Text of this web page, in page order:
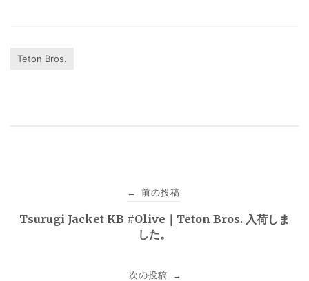
Teton Bros.
稿
← 前の投稿
Tsurugi Jacket KB #Olive｜Teton Bros. 入荷しま
した。
次の投稿 →